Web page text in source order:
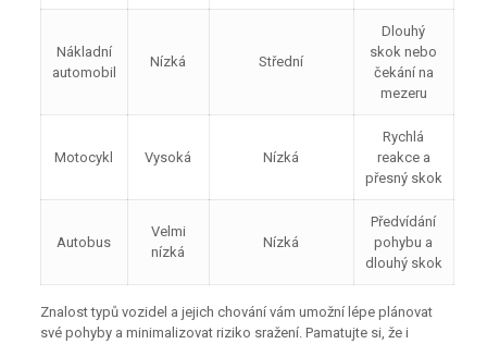
Nákladní
automobil
Nízká Střední
Dlouhý
skok nebo
čekání na
mezeru
Motocykl Vysoká Nízká
Rychlá
reakce a
přesný skok
Autobus
Velmi
nízká
Nízká
Předvídání
pohybu a
dlouhý skok
Znalost typů vozidel a jejich chování vám umožní lépe plánovat
své pohyby a minimalizovat riziko sražení. Pamatujte si, že i